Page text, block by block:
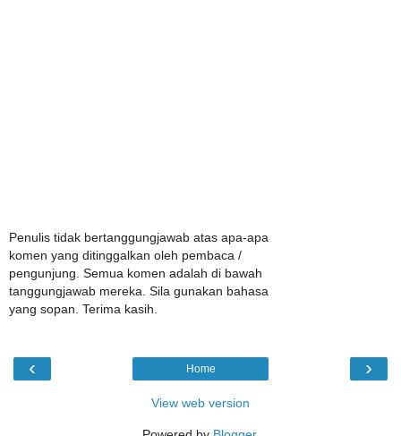
Penulis tidak bertanggungjawab atas apa-apa
komen yang ditinggalkan oleh pembaca /
pengunjung. Semua komen adalah di bawah
tanggungjawab mereka. Sila gunakan bahasa
yang sopan. Terima kasih.
‹ ›
Home
View web version